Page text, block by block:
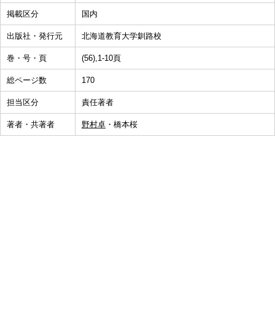
掲載区分 国内
出版社・発行元 北海道教育大学釧路校
巻・号・頁 (56),1-10頁
総ページ数 170
担当区分 責任著者
著者・共著者 野村卓 ・橋本桜